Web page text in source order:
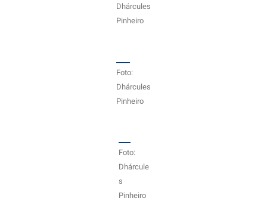
Dhárcules
Pinheiro
Foto:
Dhárcules
Pinheiro
Foto:
Dhárcule
s
Pinheiro